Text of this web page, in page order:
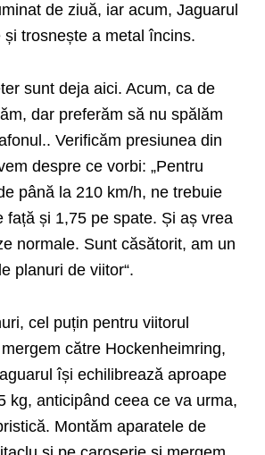
de ziuă, iar acum, Jaguarul
trosnește a metal încins.
sunt deja aici. Acum, ca de
dar preferăm să nu spălăm
Verificăm presiunea din
despre ce vorbi: „Pentru
până la 210 km/h, ne trebuie
față și 1,75 pe spate. Și aș vrea
normale. Sunt căsătorit, am un
planuri de viitor“.
cel puțin pentru viitorul
către Hockenheimring,
își echilibrează aproape
kg, anticipând ceea ce va urma,
Montăm aparatele de